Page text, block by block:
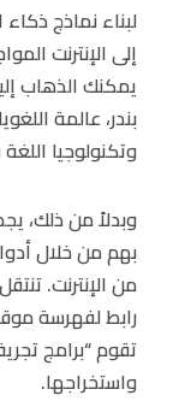
لبناء نماذج
إلى الإنترنت
يمكنك الذهاب
بندر، عالمة
وتكنولوجيا
وبدلاً من ذلك،
بهم من خلال
من الإنترنت.
رابط لفهرسة
تقوم “برامج
واستخراجها.